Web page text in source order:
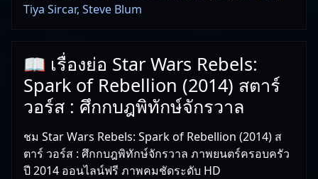
Tiya Sircar, Steve Blum
📖 เรื่องย่อ Star Wars Rebels:
Spark of Rebellion (2014) สตาร์
วอร์ส : ศึกกบฎพิทักษ์จักรวาล
ชม Star Wars Rebels: Spark of Rebellion (2014) ส
ตาร์ วอร์ส : ศึกกบฎพิทักษ์จักรวาล ภาพยนตร์ครอบครัว
ปี 2014 ออนไลน์ฟรี ภาพคมชัดระดับ HD